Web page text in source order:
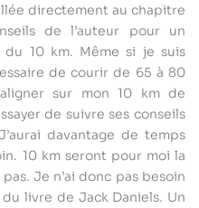
directement au chapitre
de l’auteur pour un
10 km. Même si je suis
de courir de 65 à 80
sur mon 10 km de
de suivre ses conseils
davantage de temps
10 km seront pour moi la
Je n’ai donc pas besoin
livre de Jack Daniels. Un